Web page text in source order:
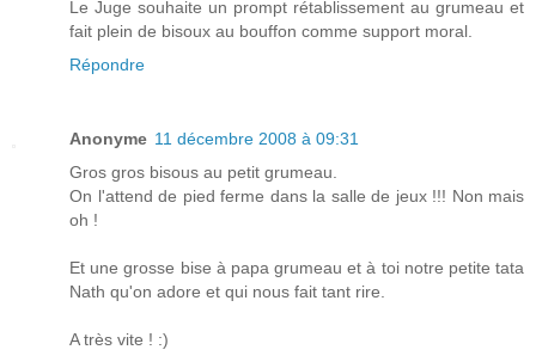
Le Juge souhaite un prompt rétablissement au grumeau et
fait plein de bisoux au bouffon comme support moral.
Répondre
Anonyme 11 décembre 2008 à 09:31
Gros gros bisous au petit grumeau.
On l'attend de pied ferme dans la salle de jeux !!! Non mais
oh !
Et une grosse bise à papa grumeau et à toi notre petite tata
Nath qu'on adore et qui nous fait tant rire.
A très vite ! :)